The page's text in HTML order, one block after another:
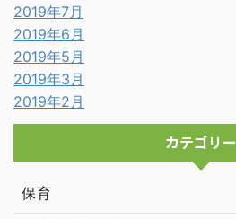
2019年7月
2019年6月
2019年5月
2019年3月
2019年2月
カテゴリー
保育